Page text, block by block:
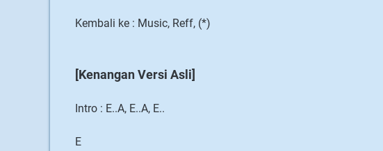
Kembali ke : Music, Reff, (*)
[Kenangan Versi Asli]
Intro : E..A, E..A, E..
E